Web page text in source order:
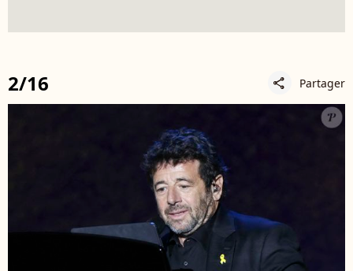
2/16 share Partager